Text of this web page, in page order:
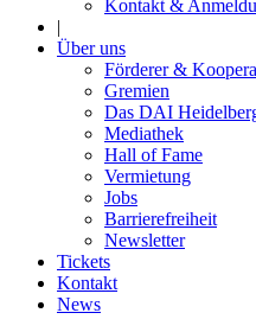
Kontakt &
|
Über uns
Förderer &
Gremien
Das DAI
Mediathek
Hall of Fame
Vermietung
Jobs
Barrierefreiheit
Newsletter
Tickets
Kontakt
News